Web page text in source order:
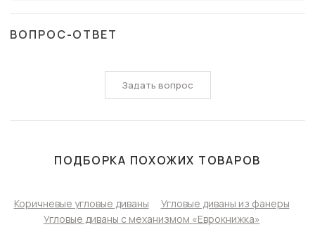
ВОПРОС-ОТВЕТ
Задать вопрос
ПОДБОРКА ПОХОЖИХ ТОВАРОВ
Коричневые угловые диваны
Угловые диваны из фанеры
Угловые диваны с механизмом «Еврокнижка»